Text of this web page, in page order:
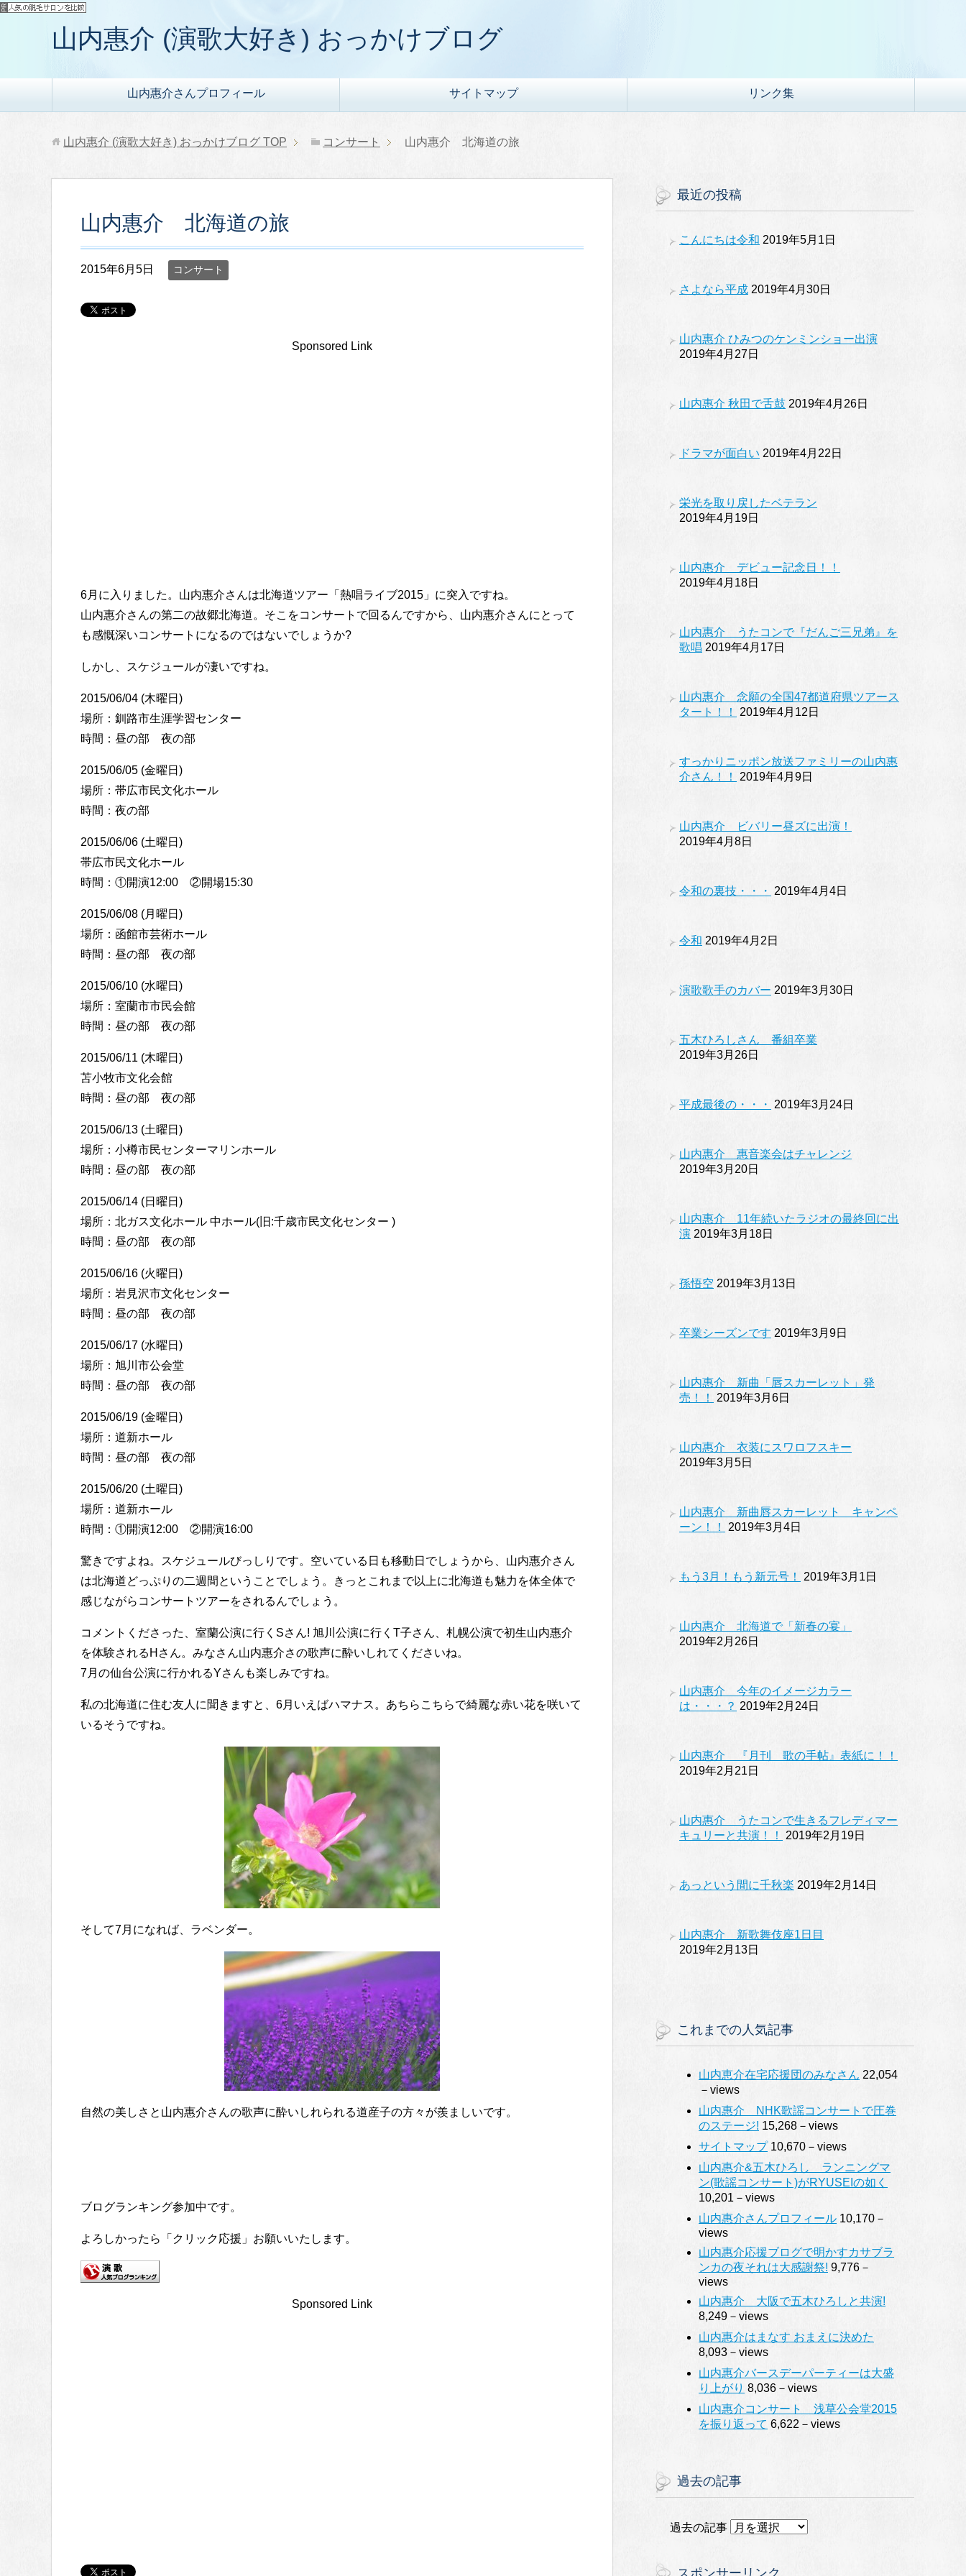
山内惠介 (演歌大好き) おっかけブログ
山内惠介さんプロフィール サイトマップ リンク集
山内惠介 (演歌大好き) おっかけブログ TOP コンサート 山内惠介 北海道の旅
山内惠介 北海道の旅
2015年6月5日 コンサート
Sponsored Link
6月に入りました。山内惠介さんは北海道ツアー「熱唱ライブ2015」に突入ですね。
山内惠介さんの第二の故郷北海道。そこをコンサートで回るんですから、山内惠介さんにとって
も感慨深いコンサートになるのではないでしょうか?
しかし、スケジュールが凄いですね。
2015/06/04 (木曜日)
場所：釧路市生涯学習センター
時間：昼の部 夜の部
2015/06/05 (金曜日)
場所：帯広市民文化ホール
時間：夜の部
2015/06/06 (土曜日)
帯広市民文化ホール
時間：①開演12:00 ②開場15:30
2015/06/08 (月曜日)
場所：函館市芸術ホール
時間：昼の部 夜の部
2015/06/10 (水曜日)
場所：室蘭市市民会館
時間：昼の部 夜の部
2015/06/11 (木曜日)
苫小牧市文化会館
時間：昼の部 夜の部
2015/06/13 (土曜日)
場所：小樽市民センターマリンホール
時間：昼の部 夜の部
2015/06/14 (日曜日)
場所：北ガス文化ホール 中ホール(旧:千歳市民文化センター )
時間：昼の部 夜の部
2015/06/16 (火曜日)
場所：岩見沢市文化センター
時間：昼の部 夜の部
2015/06/17 (水曜日)
場所：旭川市公会堂
時間：昼の部 夜の部
2015/06/19 (金曜日)
場所：道新ホール
時間：昼の部 夜の部
2015/06/20 (土曜日)
場所：道新ホール
時間：①開演12:00 ②開演16:00
驚きですよね。スケジュールびっしりです。空いている日も移動日でしょうから、山内惠介さん
は北海道どっぷりの二週間ということでしょう。きっとこれまで以上に北海道も魅力を体全体で
感じながらコンサートツアーをされるんでしょう。
コメントくださった、室蘭公演に行くSさん! 旭川公演に行くT子さん、札幌公演で初生山内惠介
を体験されるHさん。みなさん山内惠介さの歌声に酔いしれてくださいね。
7月の仙台公演に行かれるYさんも楽しみですね。
私の北海道に住む友人に聞きますと、6月いえばハマナス。あちらこちらで綺麗な赤い花を咲いて
いるそうですね。
そして7月になれば、ラベンダー。
自然の美しさと山内惠介さんの歌声に酔いしれられる道産子の方々が羨ましいです。
ブログランキング参加中です。
よろしかったら「クリック応援」お願いいたします。
Sponsored Link
最近の投稿
こんにちは令和 2019年5月1日
さよなら平成 2019年4月30日
山内惠介 ひみつのケンミンショー出演
2019年4月27日
山内惠介 秋田で舌鼓 2019年4月26日
ドラマが面白い 2019年4月22日
栄光を取り戻したベテラン
2019年4月19日
山内惠介 デビュー記念日！！
2019年4月18日
山内惠介 うたコンで『だんご三兄弟』を
歌唱 2019年4月17日
山内惠介 念願の全国47都道府県ツアース
タート！！
2019年4月12日
すっかりニッポン放送ファミリーの山内惠
介さん！！
2019年4月9日
山内惠介 ビバリー昼ズに出演！
2019年4月8日
令和の裏技・・・ 2019年4月4日
令和 2019年4月2日
演歌歌手のカバー 2019年3月30日
五木ひろしさん 番組卒業
2019年3月26日
平成最後の・・・ 2019年3月24日
山内惠介 惠音楽会はチャレンジ
2019年3月20日
山内惠介 11年続いたラジオの最終回に出
演 2019年3月18日
孫悟空 2019年3月13日
卒業シーズンです 2019年3月9日
山内惠介 新曲「唇スカーレット」発
売！！
2019年3月6日
山内惠介 衣装にスワロフスキー
2019年3月5日
山内惠介 新曲唇スカーレット キャンペ
ーン！！
2019年3月4日
もう3月！もう新元号！ 2019年3月1日
山内惠介 北海道で「新春の宴」
2019年2月26日
山内惠介 今年のイメージカラー
は・・・？ 2019年2月24日
山内惠介 『月刊 歌の手帖』表紙に！！
2019年2月21日
山内惠介 うたコンで生きるフレディマー
キュリーと共演！！
2019年2月19日
あっという間に千秋楽 2019年2月14日
山内惠介 新歌舞伎座1日目
2019年2月13日
これまでの人気記事
山内恵介在宅応援団のみなさん 22,054
－views
山内惠介 NHK歌謡コンサートで圧巻
のステージ! 15,268－views
サイトマップ10,670－views
山内惠介&五木ひろし ランニングマ
ン(歌謡コンサート)がRYUSEIの如く
10,201－views
山内惠介さんプロフィール 10,170－
views
山内惠介応援ブログで明かすカサブラ
ンカの夜それは大感謝祭! 9,776－
views
山内惠介 大阪で五木ひろしと共演!
8,249－views
山内惠介はまなす おまえに決めた
8,093－views
山内惠介バースデーパーティーは大盛
り上がり 8,036－views
山内惠介コンサート 浅草公会堂2015
を振り返って 6,622－views
過去の記事
過去の記事
スポンサーリンク